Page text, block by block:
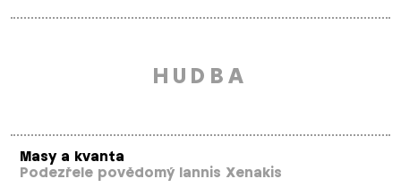
HUDBA
Masy a kvanta
Podezřele povědomý Iannis Xenakis